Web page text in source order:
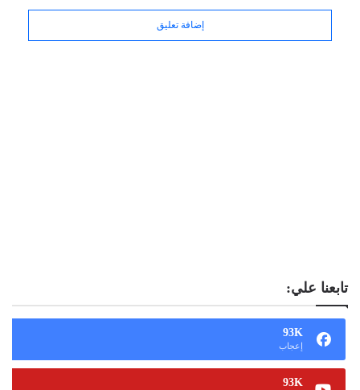
إضافة تعليق
تابعنا علي:
93K
إعجاب
93K